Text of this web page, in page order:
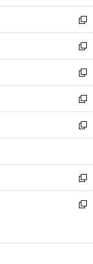
開
く
ウ
で
開
く
ン
ド
ウ
で
開
く
ウ
ィ
ン
ド
ウ
で
開
く
新
し
い
ウ
ィ
ン
ド
ウ
で
開
新
し
い
ウ
ィ
ン
ド
ウ
開
く
新
し
い
ウ
ィ
ン
ウ
で
開
く
新
し
い
ウ
ン
ド
ウ
で
新
し
ウ
ィ
ン
ド
開
新
し
い
ン
新
ウ